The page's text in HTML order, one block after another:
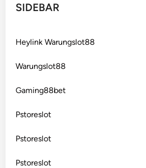
SIDEBAR
Heylink Warungslot88
Warungslot88
Gaming88bet
Pstoreslot
Pstoreslot
Pstoreslot